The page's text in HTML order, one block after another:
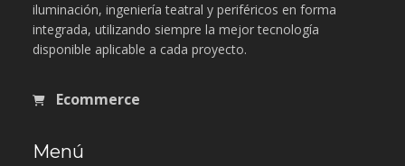
iluminación, ingeniería teatral y periféricos en forma
integrada, utilizando siempre la mejor tecnología
disponible aplicable a cada proyecto.
Ecommerce
Menú